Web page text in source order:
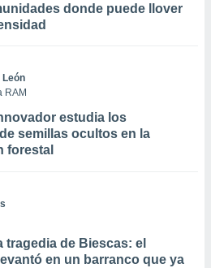
donde puede llover
León
RAM
estudia los
semillas ocultos en la
forestal
tragedia de Biescas: el
en un barranco que ya